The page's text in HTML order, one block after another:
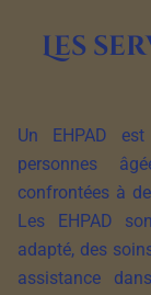
Les
Un EHPAD
personnes
confrontées à
Les EHPAD
adapté, des
assistance